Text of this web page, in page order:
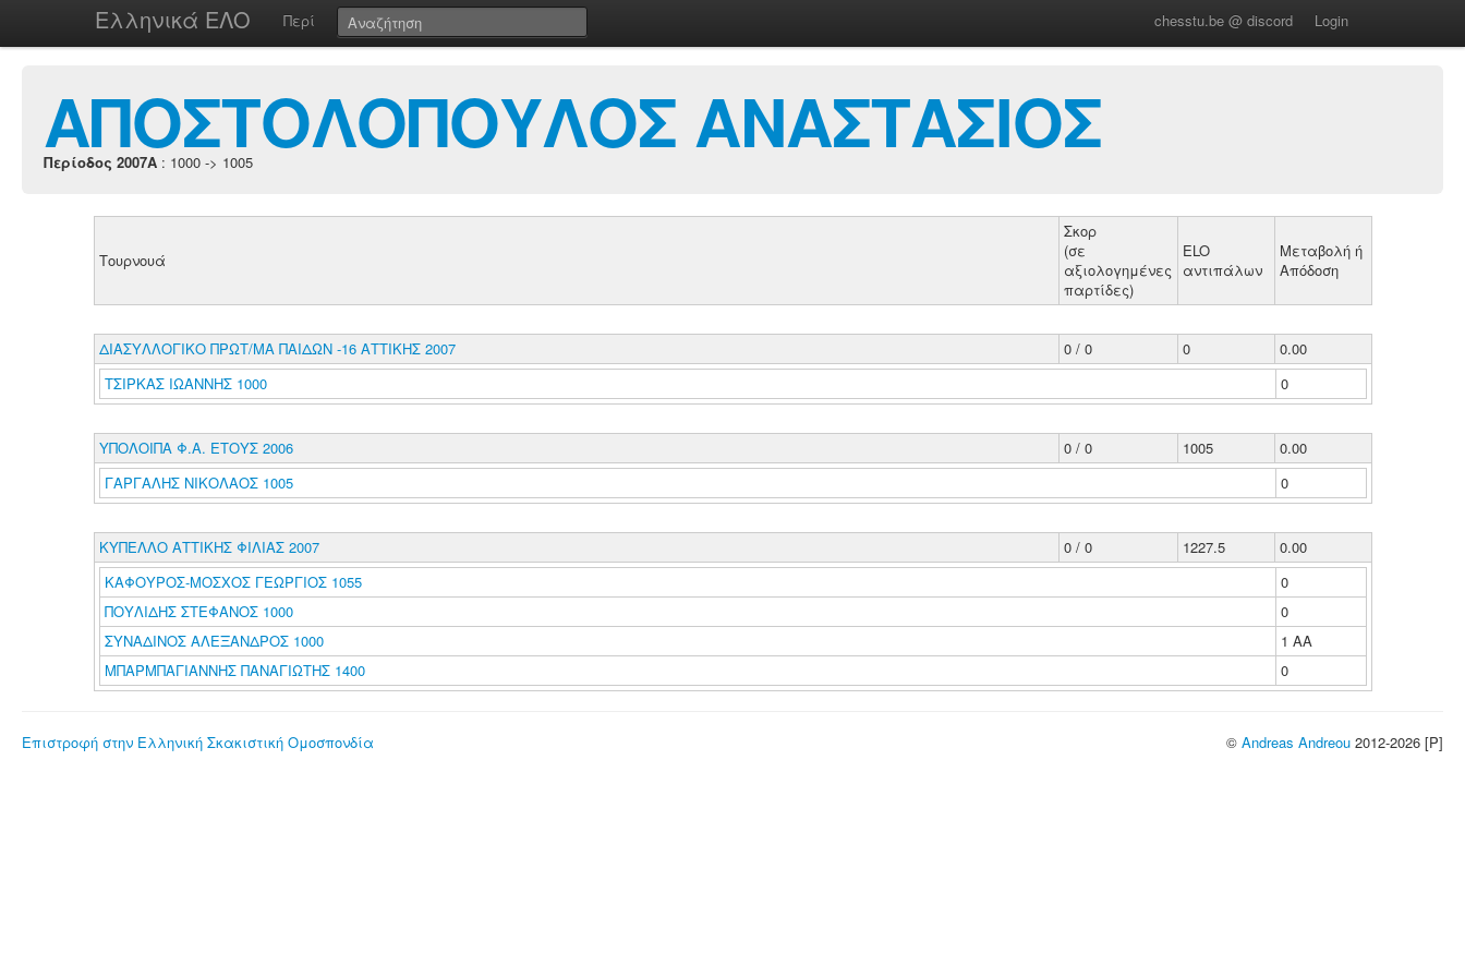
Ελληνικά ΕΛΟ Περί chesstu.be @ discord Login
ΑΠΟΣΤΟΛΟΠΟΥΛΟΣ ΑΝΑΣΤΑΣΙΟΣ
Περίοδος 2007A : 1000 -> 1005
Τουρνουά
Σκορ
(σε
αξιολογημένες
παρτίδες)
ELO
αντιπάλων
Μεταβολή ή
Απόδοση
ΔΙΑΣΥΛΛΟΓΙΚΟ ΠΡΩΤ/ΜΑ ΠΑΙΔΩΝ -16 ΑΤΤΙΚΗΣ 2007 0 / 0 0
0.00
ΤΣΙΡΚΑΣ ΙΩΑΝΝΗΣ 1000
0
ΥΠΟΛΟΙΠΑ Φ.Α. ΕΤΟΥΣ 2006 0 / 0 1005
0.00
ΓΑΡΓΑΛΗΣ ΝΙΚΟΛΑΟΣ 1005
0
ΚΥΠΕΛΛΟ ΑΤΤΙΚΗΣ ΦΙΛΙΑΣ 2007 0 / 0 1227.5
0.00
ΚΑΦΟΥΡΟΣ-ΜΟΣΧΟΣ ΓΕΩΡΓΙΟΣ 1055
0
ΠΟΥΛΙΔΗΣ ΣΤΕΦΑΝΟΣ 1000
0
ΣΥΝΑΔΙΝΟΣ ΑΛΕΞΑΝΔΡΟΣ 1000
1 ΑΑ
ΜΠΑΡΜΠΑΓΙΑΝΝΗΣ ΠΑΝΑΓΙΩΤΗΣ 1400
0
Επιστροφή στην Ελληνική Σκακιστική Ομοσπονδία © Andreas Andreou 2012-2026 [P]